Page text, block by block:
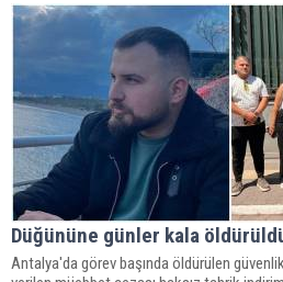
Düğününe günler kala
Antalya'da görev başında öldürülen